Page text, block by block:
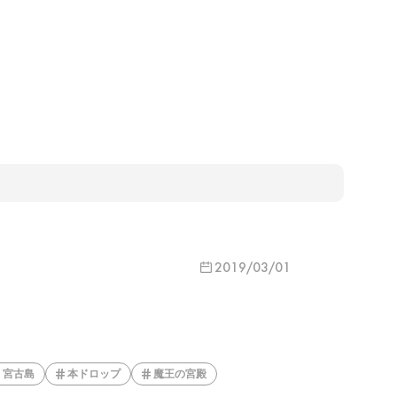
2019/03/01
宮古島 本ドロップ 魔王の宮殿